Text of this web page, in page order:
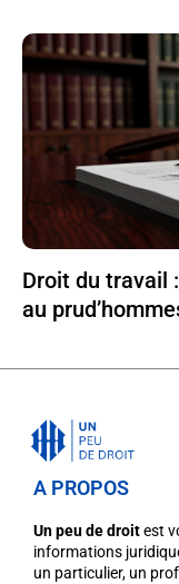
Droit du travail
au
A PROPOS
Un peu de droitest
informations
un particulier, un